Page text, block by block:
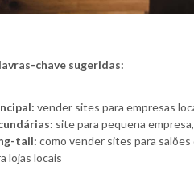
chave sugeridas:
vender sites para empresas
site para pequena
tail: como vender sites para
lojas locais